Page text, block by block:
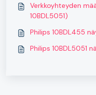
Verkkoyhteyden
10BDL5051)
Philips 10BDL455
Philips 10BDL5051